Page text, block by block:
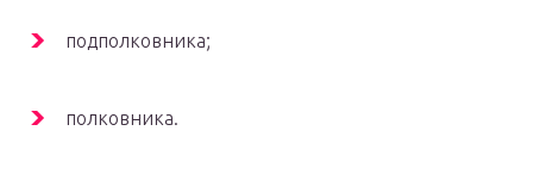
подполковника;
полковника.